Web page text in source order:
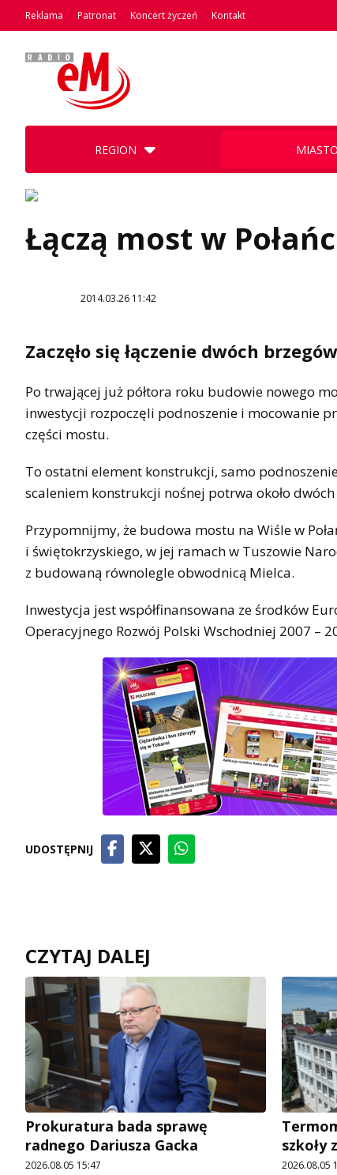
Reklama Patronat Koncert życzeń Kontakt
REGION MIASTO
Łączą most w
2014.03.26 11:42
Zaczęło się łączenie dwóch
Po trwającej już półtora roku budowie nowego
inwestycji rozpoczęli podnoszenie i mocowanie
części mostu.
To ostatni element konstrukcji, samo
scaleniem konstrukcji nośnej potrwa około
Przypomnijmy, że budowa mostu na Wiśle w
i świętokrzyskiego, w jej ramach w Tuszowie
z budowaną równolegle obwodnicą Mielca.
Inwestycja jest współfinansowana ze środków
Operacyjnego Rozwój Polski Wschodniej 2007 –
UDOSTĘPNIJ
CZYTAJ DALEJ
Prokuratura bada sprawę
radnego Dariusza Gacka
2026.08.05 15:47
szkoły
2026.08.05